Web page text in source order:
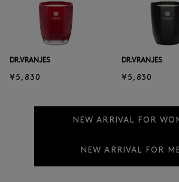
DR.VRANJES
¥5,830
DR.VRANJES
¥5,830
NEW ARRIVAL FOR
NEW ARRIVAL FOR